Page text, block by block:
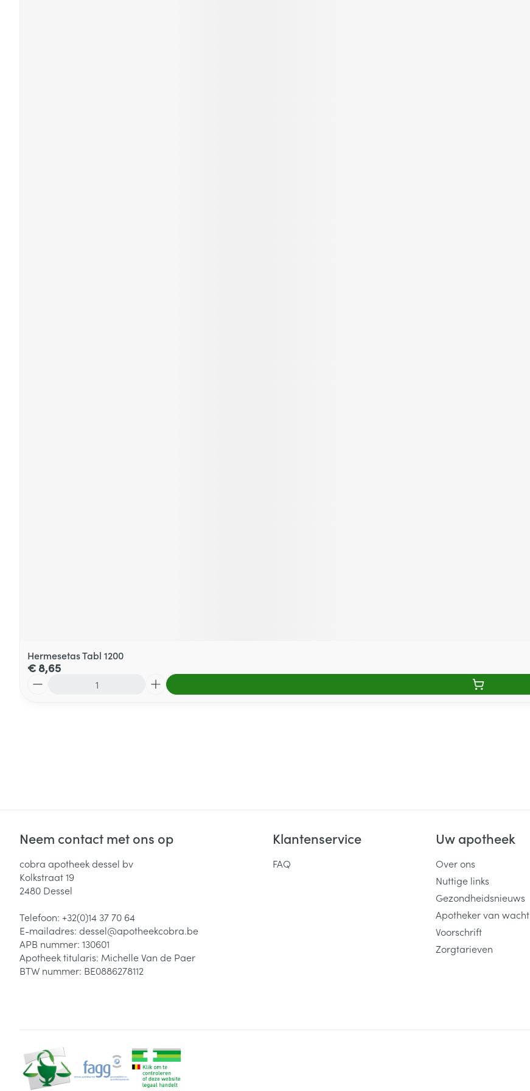
Hermesetas Tabl 1200
€ 8,65
Neem contact met ons op
cobra apotheek dessel bv
Kolkstraat 19
2480 Dessel
Telefoon: +32(0)14 37 70 64
E-mailadres: dessel@apotheekcobra.be
APB nummer: 130601
Apotheek titularis: Michelle Van de Paer
BTW nummer: BE0886278112
Klantenservice
FAQ
Uw apotheek
Over ons
Nuttige links
Gezondheidsnieuws
Apotheker van wacht
Voorschrift
Zorgtarieven